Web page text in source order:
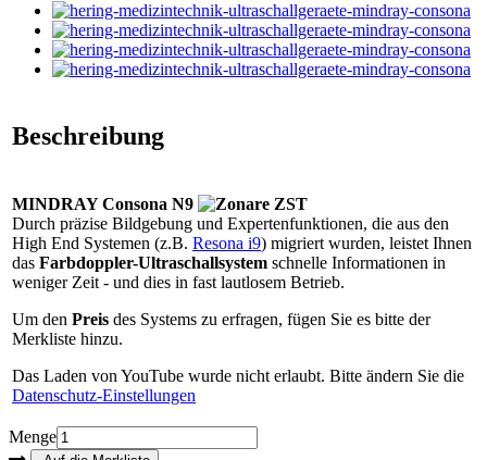
Beschreibung
MINDRAY Consona N9
Durch präzise Bildgebung und Expertenfunktionen, die aus den
High End Systemen (z.B. Resona i9) migriert wurden, leistet Ihnen
das Farbdoppler-Ultraschallsystem schnelle Informationen in
weniger Zeit - und dies in fast lautlosem Betrieb.
Um den Preis des Systems zu erfragen, fügen Sie es bitte der
Merkliste hinzu.
Das Laden von YouTube wurde nicht erlaubt. Bitte ändern Sie die
Datenschutz-Einstellungen
Menge